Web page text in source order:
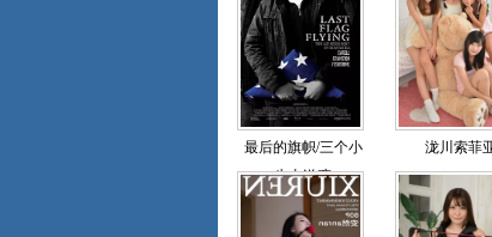
最后的旗帜/三个小
生去送殡
泷川索菲